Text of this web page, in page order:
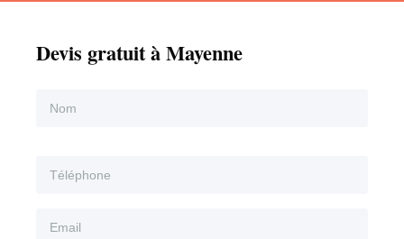
Devis gratuit à Mayenne